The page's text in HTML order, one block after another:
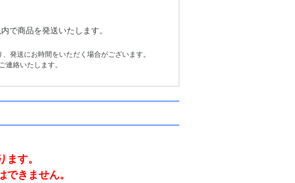
で商品を発送いたします。
発送にお時間をいただく場合がございます。
絡いたします。
す。
きません。